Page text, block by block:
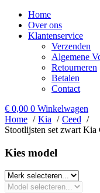
Home
Over ons
Klantenservice
Verzenden
Algemene
Retourneren
Betalen
Contact
€ 0,00 0 Winkelwagen
Home
Kia
Ceed
Stootlijsten set zwart Kia
Kies model​